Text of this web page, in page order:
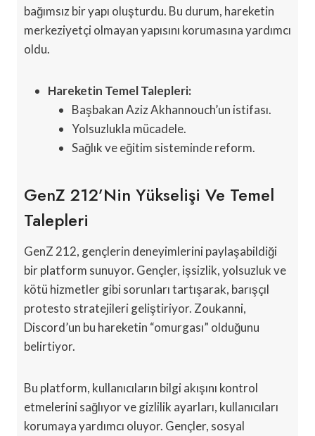
bağımsız bir yapı oluşturdu. Bu durum, hareketin
merkeziyetçi olmayan yapısını korumasına yardımcı
oldu.
Hareketin Temel Talepleri:
Başbakan Aziz Akhannouch’un istifası.
Yolsuzlukla mücadele.
Sağlık ve eğitim sisteminde reform.
GenZ 212’nin Yükselişi Ve Temel
Talepleri
GenZ 212, gençlerin deneyimlerini paylaşabildiği
bir platform sunuyor. Gençler, işsizlik, yolsuzluk ve
kötü hizmetler gibi sorunları tartışarak, barışçıl
protesto stratejileri geliştiriyor. Zoukanni,
Discord’un bu hareketin “omurgası” olduğunu
belirtiyor.
Bu platform, kullanıcıların bilgi akışını kontrol
etmelerini sağlıyor ve gizlilik ayarları, kullanıcıları
korumaya yardımcı oluyor. Gençler, sosyal